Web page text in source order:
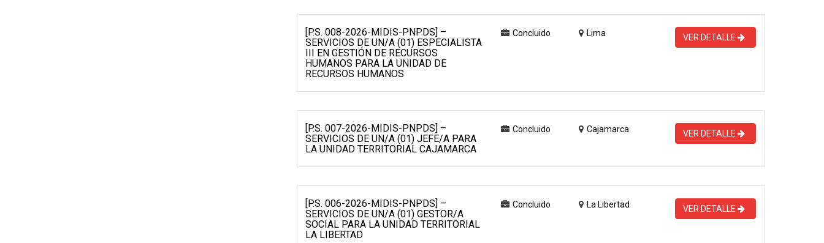
[P.S. 008-2026-MIDIS-PNPDS] –
SERVICIOS DE UN/A (01) ESPECIALISTA
III EN GESTIÓN DE RECURSOS
HUMANOS PARA LA UNIDAD DE
RECURSOS HUMANOS
Concluido Lima VER DETALLE
[P.S. 007-2026-MIDIS-PNPDS] –
SERVICIOS DE UN/A (01) JEFE/A PARA
LA UNIDAD TERRITORIAL CAJAMARCA
Concluido Cajamarca VER DETALLE
[P.S. 006-2026-MIDIS-PNPDS] –
SERVICIOS DE UN/A (01) GESTOR/A
SOCIAL PARA LA UNIDAD TERRITORIAL
LA LIBERTAD
Concluido La Libertad VER DETALLE